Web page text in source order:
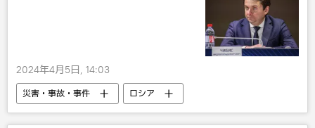
2024年4月5日, 14:03
災害・事故・事件 ロシア